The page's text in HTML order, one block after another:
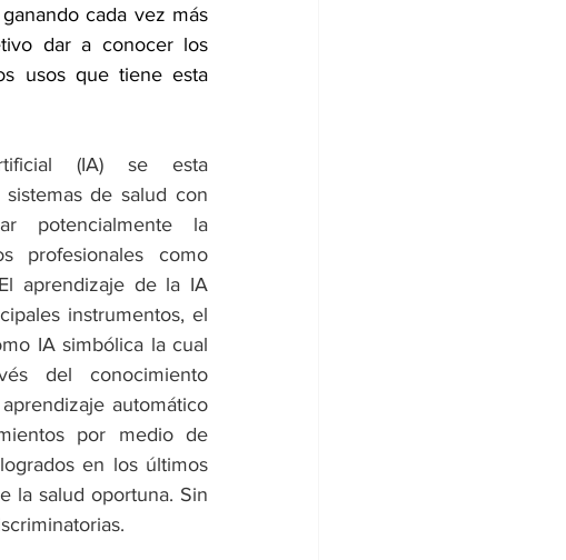
cada vez más
dar a conocer los
usos que tiene esta
(IA) se esta
de salud con
potencialmente la
profesionales como
aprendizaje de la IA
instrumentos, el
IA simbólica la cual
del conocimiento
automático
por medio de
en los últimos
la salud oportuna. Sin